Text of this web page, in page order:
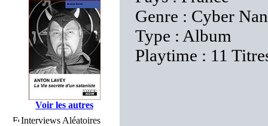
Voir les autres
Interviews Aléatoires
Genre : Cyber
Type : Album
Playtime : 11